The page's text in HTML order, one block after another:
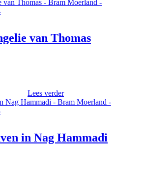
van Thomas
Lees verder
in Nag Hammadi